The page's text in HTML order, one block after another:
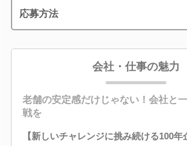
応募方法
会社・仕事の魅力
老舗の安定感だけじゃない！会社と
戦を
【新しいチャレンジに挑み続ける100年